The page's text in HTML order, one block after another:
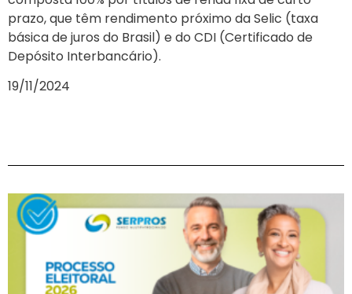
prazo, que têm rendimento próximo da Selic (taxa
básica de juros do Brasil) e do CDI (Certificado de
Depósito Interbancário).
19/11/2024